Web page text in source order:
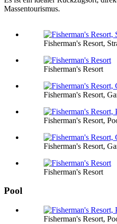
Massentourismus.
Fisherman's Resort,
Fisherman's Resort
Fisherman's Resort,
Fisherman's Resort,
Fisherman's Resort,
Fisherman's Resort
Pool
Fisherman's Resort,